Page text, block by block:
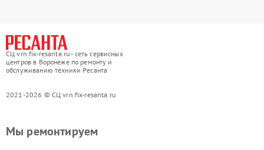
СЦ vrn.fix-resanta.ru - сеть сервисных
центров в Воронеже по ремонту и
обслуживанию техники Ресанта
2021-2026 © СЦ vrn.fix-resanta.ru
Мы ремонтируем